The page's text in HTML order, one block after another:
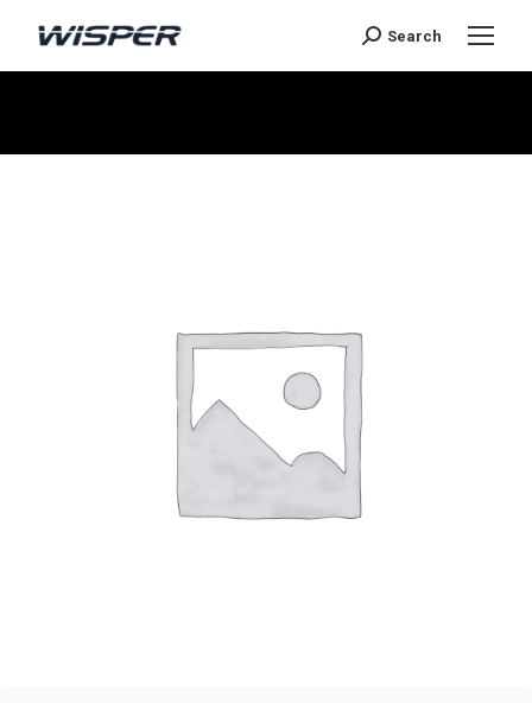
Search